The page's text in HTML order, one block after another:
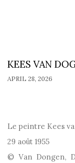
KEES VAN
APRIL 28, 2026
Le peintre Kees
29 août 1955
© Van Dongen,